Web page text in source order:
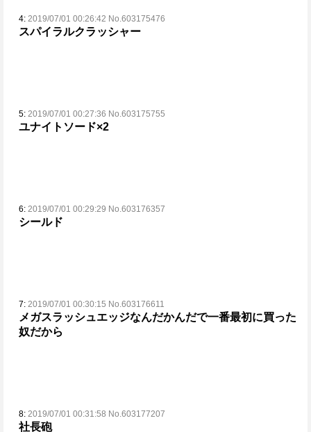
4: 2019/07/01 00:26:42 No.603175476
スパイラルクラッシャー
5: 2019/07/01 00:27:36 No.603175755
ユナイトソード×2
6: 2019/07/01 00:29:29 No.603176357
シールド
7: 2019/07/01 00:30:15 No.603176611
メガスラッシュエッジなんだかんだで一番最初に買った
奴だから
8: 2019/07/01 00:31:58 No.603177207
社長砲